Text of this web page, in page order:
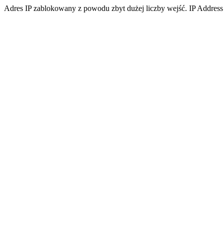
Adres IP zablokowany z powodu zbyt dużej liczby wejść. IP